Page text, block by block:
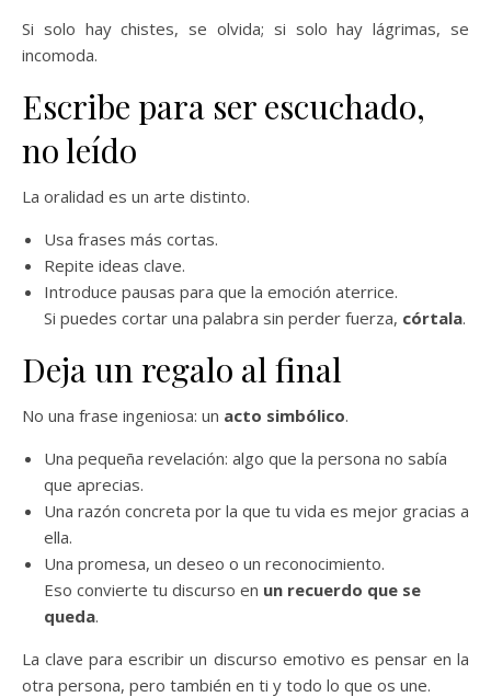
Si solo hay chistes, se olvida; si solo hay lágrimas, se
incomoda.
Escribe para ser escuchado,
no leído
La oralidad es un arte distinto.
Usa frases más cortas.
Repite ideas clave.
Introduce pausas para que la emoción aterrice.
Si puedes cortar una palabra sin perder fuerza, córtala.
Deja un regalo al final
No una frase ingeniosa: un acto simbólico.
Una pequeña revelación: algo que la persona no sabía
que aprecias.
Una razón concreta por la que tu vida es mejor gracias a
ella.
Una promesa, un deseo o un reconocimiento.
Eso convierte tu discurso en un recuerdo que se
queda.
La clave para escribir un discurso emotivo es pensar en la
otra persona, pero también en ti y todo lo que os une.